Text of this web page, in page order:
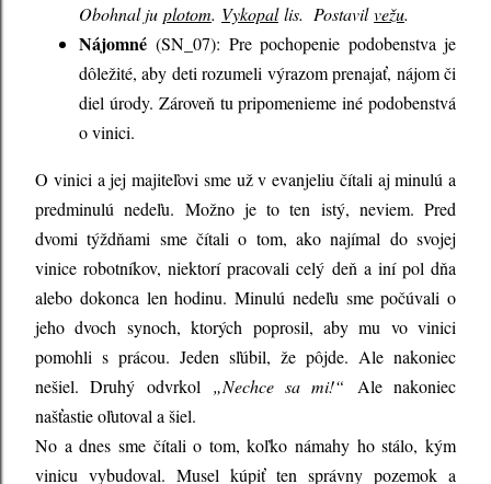
Obohnal ju plotom. Vykopallis. Postavilvežu.
Nájomné (SN_07): Pre pochopenie podobenstva je
dôležité, aby deti rozumeli výrazom prenajať, nájom či
diel úrody. Zároveň tu pripomenieme iné podobenstvá
o vinici.
O vinici a jej majiteľovi sme už v evanjeliu čítali aj minulú a
predminulú nedeľu. Možno je to ten istý, neviem. Pred
dvomi týždňami sme čítali o tom, ako najímal do svojej
vinice robotníkov, niektorí pracovali celý deň a iní pol dňa
alebo dokonca len hodinu. Minulú nedeľu sme počúvali o
jeho dvoch synoch, ktorých poprosil, aby mu vo vinici
pomohli s prácou. Jeden sľúbil, že pôjde. Ale nakoniec
nešiel. Druhý odvrkol „Nechce sa mi!“ Ale nakoniec
našťastie oľutoval a šiel.
No a dnes sme čítali o tom, koľko námahy ho stálo, kým
vinicu vybudoval. Musel kúpiť ten správny pozemok a